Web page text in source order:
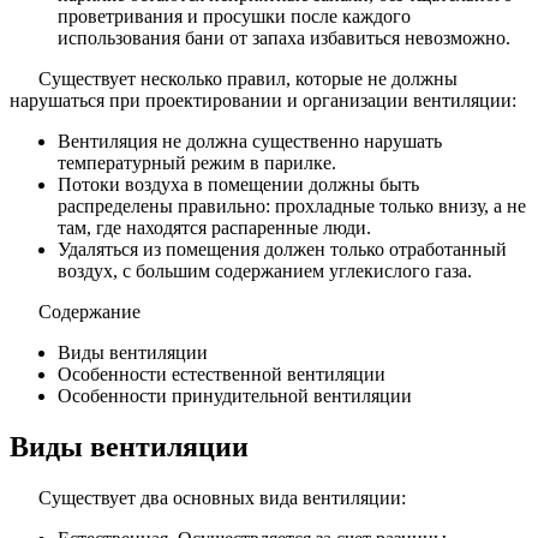
проветривания и просушки после каждого
использования бани от запаха избавиться невозможно.
Существует несколько правил, которые не должны
нарушаться при проектировании и организации вентиляции:
Вентиляция не должна существенно нарушать
температурный режим в парилке.
Потоки воздуха в помещении должны быть
распределены правильно: прохладные только внизу, а не
там, где находятся распаренные люди.
Удаляться из помещения должен только отработанный
воздух, с большим содержанием углекислого газа.
Содержание
Виды вентиляции
Особенности естественной вентиляции
Особенности принудительной вентиляции
Виды вентиляции
Существует два основных вида вентиляции: